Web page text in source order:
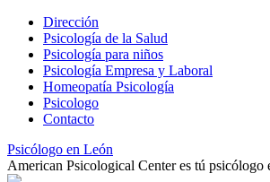
Dirección
Psicología de la Salud
Psicología para niños
Psicología Empresa y Laboral
Homeopatía Psicología
Psicologo
Contacto
Psicólogo en León
American Psicological Center es tú psicólogo